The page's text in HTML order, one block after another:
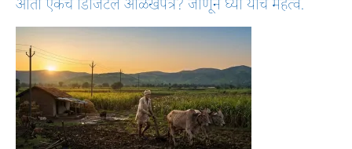
आता एकच डिजिटल ओळखपत्र? जाणून घ्या याचे महत्व.